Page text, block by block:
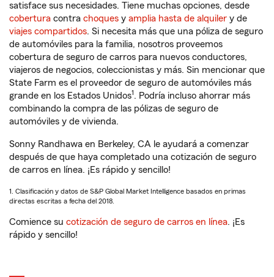
satisface sus necesidades. Tiene muchas opciones, desde
cobertura contra choques y amplia hasta de alquiler y de
viajes compartidos. Si necesita más que una póliza de seguro
de automóviles para la familia, nosotros proveemos
cobertura de seguro de carros para nuevos conductores,
viajeros de negocios, coleccionistas y más. Sin mencionar que
State Farm es el proveedor de seguro de automóviles más
grande en los Estados Unidos1. Podría incluso ahorrar más
combinando la compra de las pólizas de seguro de
automóviles y de vivienda.
Sonny Randhawa en Berkeley, CA le ayudará a comenzar
después de que haya completado una cotización de seguro
de carros en línea. ¡Es rápido y sencillo!
1. Clasificación y datos de S&P Global Market Intelligence basados en primas
directas escritas a fecha del 2018.
Comience su cotización de seguro de carros en línea. ¡Es
rápido y sencillo!